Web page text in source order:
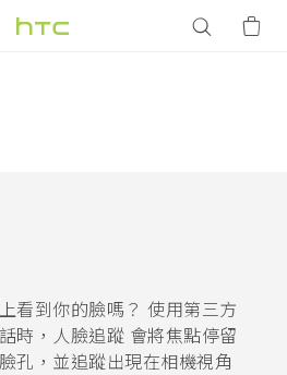
看到你的臉嗎？ 使用第三方
時， 人臉追蹤 會將焦點停留
孔，並追蹤出現在相機視角